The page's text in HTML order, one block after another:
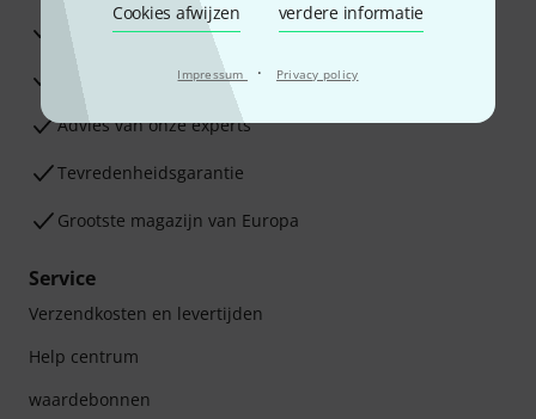
Cookies afwijzen verdere informatie
Impressum · Privacy policy
30 dagen Money Back-garantie
Reparatie Service
Advies van onze experts
Tevredenheidsgarantie
Grootste magazijn van Europa
Service
Verzendkosten en levertijden
Help centrum
waardebonnen